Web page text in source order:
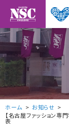
ホーム
お知らせ
【名古屋ファッション専
表